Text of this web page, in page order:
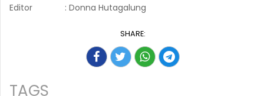
Editor : Donna Hutagalung
SHARE:
TAGS